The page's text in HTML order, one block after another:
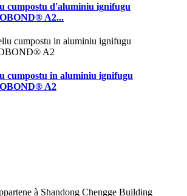
cumpostu d'aluminiu ignifugu
A2...
cumpostu in aluminiu ignifugu
A2
à Shandong Chengge Building